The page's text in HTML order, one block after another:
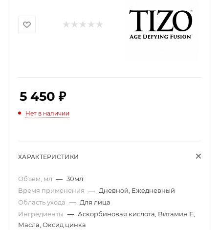
5 450 ₽
Нет в наличии
ХАРАКТЕРИСТИКИ
Объем, мл — 30мл
Время применения — Дневной, Ежедневный
Область ухода — Для лица
Ингредиенты — Аскорбиновая кислота, Витамин Е,
Масла, Оксид цинка